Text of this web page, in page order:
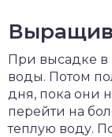
При высадке в
воды. Потом
дня, пока они
перейти на
теплую воду.